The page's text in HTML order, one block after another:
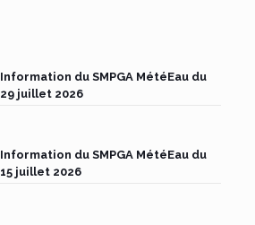
Information du SMPGA MétéEau du
29 juillet 2026
Information du SMPGA MétéEau du
15 juillet 2026